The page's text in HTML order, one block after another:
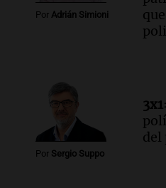
empleados sufrió
negativas por sus
Por Adrián Simioni
Por Sergio Suppo
del